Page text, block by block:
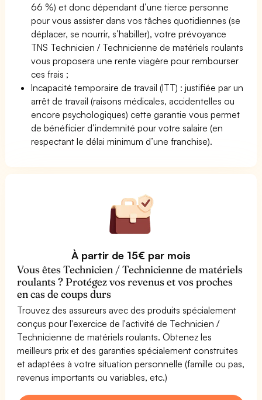
66 %) et donc dépendant d’une tierce personne
pour vous assister dans vos tâches quotidiennes (se
déplacer, se nourrir, s’habiller), votre prévoyance
TNS Technicien / Technicienne de matériels roulants
vous proposera une rente viagère pour rembourser
ces frais ;
Incapacité temporaire de travail (ITT) : justifiée par un
arrêt de travail (raisons médicales, accidentelles ou
encore psychologiques) cette garantie vous permet
de bénéficier d’indemnité pour votre salaire (en
respectant le délai minimum d’une franchise).
À partir de 15€ par mois
Vous êtes Technicien / Technicienne de matériels
roulants ? Protégez vos revenus et vos proches
en cas de coups durs
Trouvez des assureurs avec des produits spécialement
conçus pour l'exercice de l'activité de Technicien /
Technicienne de matériels roulants. Obtenez les
meilleurs prix et des garanties spécialement construites
et adaptées à votre situation personnelle (famille ou pas,
revenus importants ou variables, etc.)